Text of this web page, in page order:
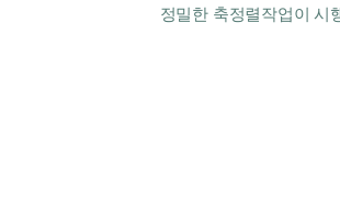
정밀한 축정렬작업이 시